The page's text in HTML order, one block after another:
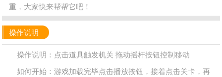
重，大家快来帮帮它吧！
操作说明
操作说明：点击道具触发机关 拖动摇杆按钮控制移动
如何开始：游戏加载完毕点击播放按钮，接着点击关卡，再